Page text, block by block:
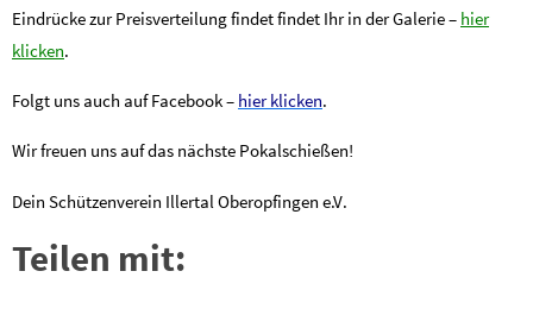
Eindrücke zur Preisverteilung findet findet Ihr in der Galerie – hier
klicken.
Folgt uns auch auf Facebook – hier klicken.
Wir freuen uns auf das nächste Pokalschießen!
Dein Schützenverein Illertal Oberopfingen e.V.
Teilen mit: